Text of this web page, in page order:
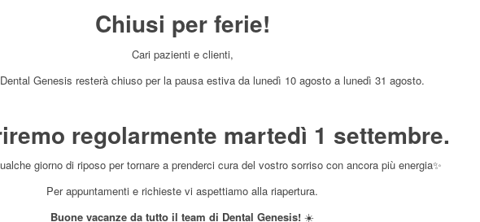
Chiusi per ferie!
Cari pazienti e clienti,
Genesis resterà chiuso per la pausa estiva da lunedì 10 agosto a lunedì 31 agosto.
regolarmente martedì 1 settembre.
giorno di riposo per tornare a prenderci cura del vostro sorriso con ancora più energia✨
Per appuntamenti e richieste vi aspettiamo alla riapertura.
Buone vacanze da tutto il team di Dental Genesis! ☀️